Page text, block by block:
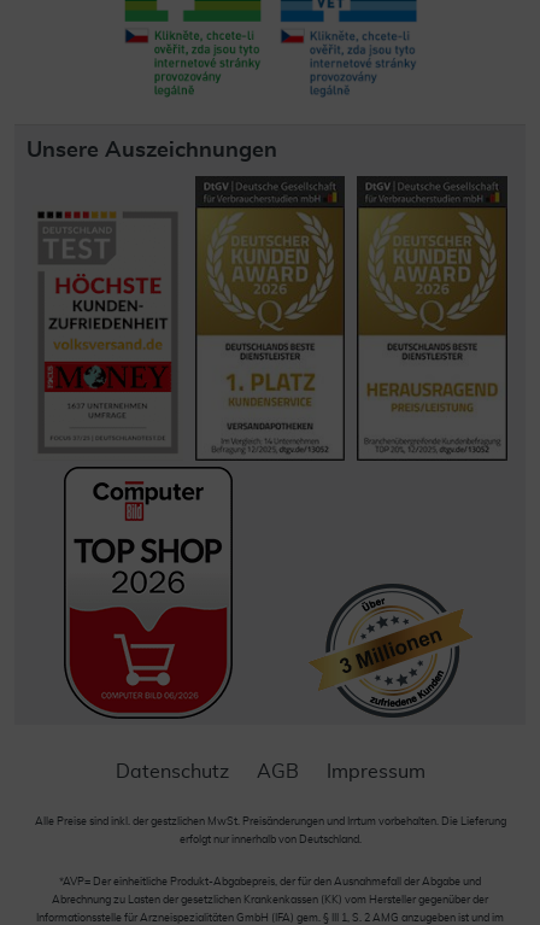
Unsere Auszeichnungen
Datenschutz AGB Impressum
Alle Preise sind inkl. der gestzlichen MwSt. Preisänderungen und Irrtum vorbehalten. Die Lieferung
erfolgt nur innerhalb von Deutschland.
*AVP= Der einheitliche Produkt-Abgabepreis, der für den Ausnahmefall der Abgabe und
Abrechnung zu Lasten der gesetzlichen Krankenkassen (KK) vom Hersteller gegenüber der
Informationsstelle für Arzneispezialitäten GmbH (IFA) gem. § III 1, S. 2 AMG anzugeben ist und im